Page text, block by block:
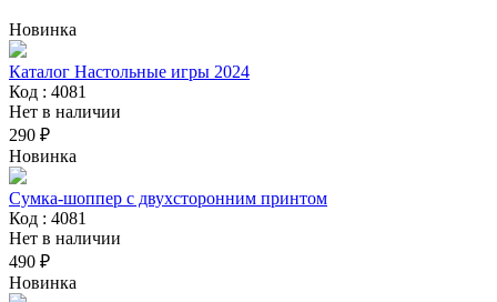
Новинка
Каталог Настольные игры 2024
Код : 4081
Нет в наличии
290 ₽
Новинка
Сумка-шоппер с двухсторонним принтом
Код : 4081
Нет в наличии
490 ₽
Новинка